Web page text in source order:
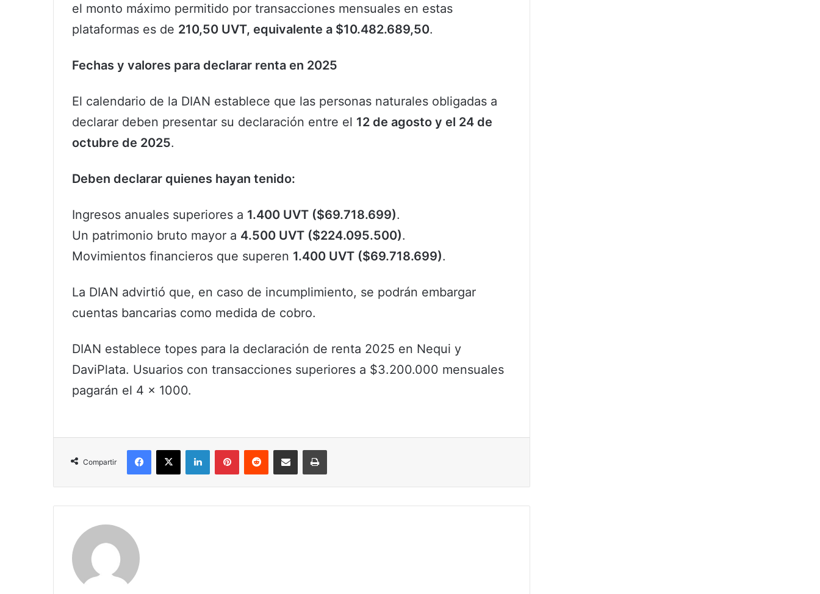
el monto máximo permitido por transacciones mensuales en estas
plataformas es de 210,50 UVT, equivalente a $10.482.689,50.
Fechas y valores para declarar renta en 2025
El calendario de la DIAN establece que las personas naturales obligadas a
declarar deben presentar su declaración entre el 12 de agosto y el 24 de
octubre de 2025.
Deben declarar quienes hayan tenido:
Ingresos anuales superiores a 1.400 UVT ($69.718.699).
Un patrimonio bruto mayor a 4.500 UVT ($224.095.500).
Movimientos financieros que superen 1.400 UVT ($69.718.699).
La DIAN advirtió que, en caso de incumplimiento, se podrán embargar
cuentas bancarias como medida de cobro.
DIAN establece topes para la declaración de renta 2025 en Nequi y
DaviPlata. Usuarios con transacciones superiores a $3.200.000 mensuales
pagarán el 4 × 1000.
Compartir
Facebook
X LinkedInPinterestReddit Compartir por correo electrónicoImprimir